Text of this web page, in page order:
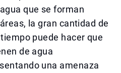
que se forman
la gran cantidad de
puede hacer que
de agua
una amenaza